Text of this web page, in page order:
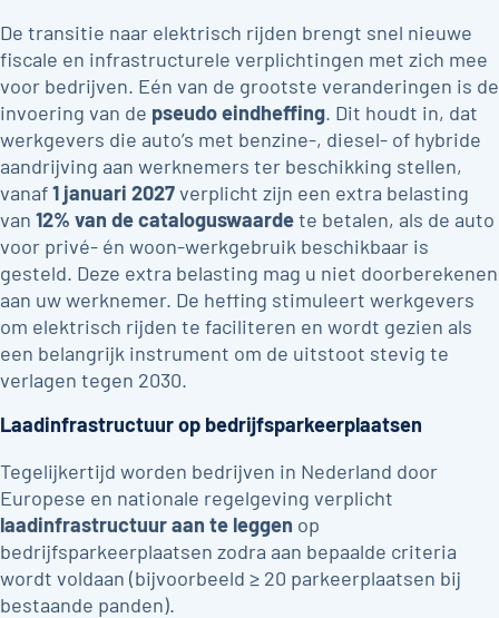
De transitie naar elektrisch rijden brengt snel nieuwe
fiscale en infrastructurele verplichtingen met zich mee
voor bedrijven. Eén van de grootste veranderingen is de
invoering van de pseudo eindheffing. Dit houdt in, dat
werkgevers die auto’s met benzine-, diesel- of hybride
aandrijving aan werknemers ter beschikking stellen,
vanaf1 januari 2027verplicht zijn een extra belasting
van 12% van de cataloguswaardete betalen, als de auto
voor privé- én woon-werkgebruik beschikbaar is
gesteld. Deze extra belasting mag u niet doorberekenen
aan uw werknemer. De heffing stimuleert werkgevers
om elektrisch rijden te faciliteren en wordt gezien als
een belangrijk instrument om de uitstoot stevig te
verlagen tegen 2030.
Laadinfrastructuur op bedrijfsparkeerplaatsen
Tegelijkertijd worden bedrijven in Nederland door
Europese en nationale regelgeving verplicht
laadinfrastructuur aan te leggen op
bedrijfsparkeerplaatsen zodra aan bepaalde criteria
wordt voldaan (bijvoorbeeld ≥ 20 parkeerplaatsen bij
bestaande panden).